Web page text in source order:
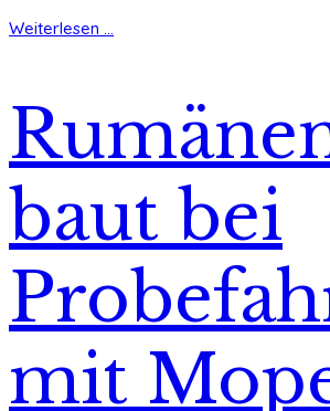
Weiterlesen ...
baut bei
mit